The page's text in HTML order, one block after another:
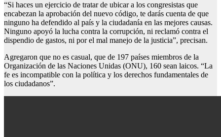
“Si haces un ejercicio de tratar de ubicar a los congresistas que
encabezan la aprobación del nuevo código, te darás cuenta de que
ninguno ha defendido al país y la ciudadanía en las mejores causas.
Ninguno apoyó la lucha contra la corrupción, ni reclamó contra el
dispendio de gastos, ni por el mal manejo de la justicia”, precisan.
Agregaron que no es casual, que de 197 países miembros de la
Organización de las Naciones Unidas (ONU), 160 sean laicos. “La
fe es incompatible con la política y los derechos fundamentales de
los ciudadanos”.